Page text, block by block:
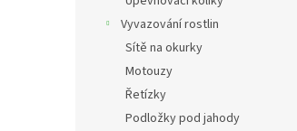
Vyvazování rostlin
Sítě na okurky
Motouzy
Řetízky
Podložky pod jahody